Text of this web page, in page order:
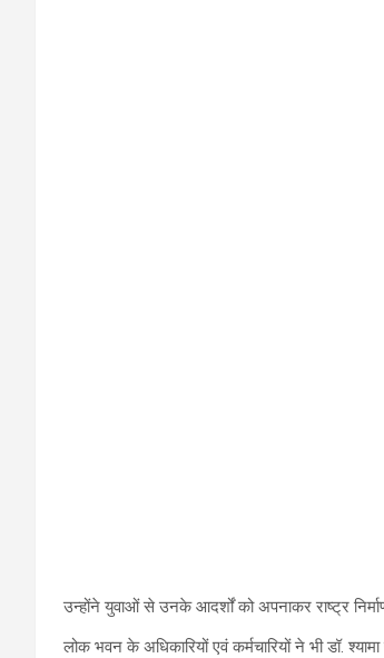
उन्होंने युवाओं से उनके आदर्शों को अपनाकर राष्ट्र
लोक भवन के अधिकारियों एवं कर्मचारियों ने भी डॉ.